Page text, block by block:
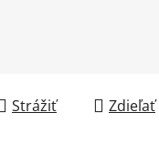
Strážiť Zdieľať